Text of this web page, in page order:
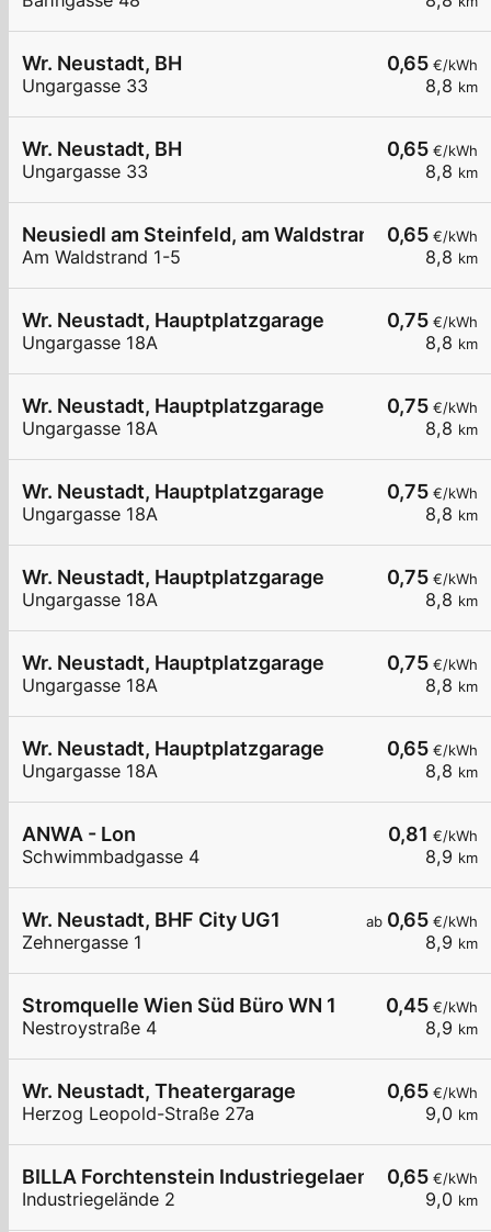
0,65 €/kWh
8,8 km
Wr. Neustadt, BH
Ungargasse 33
0,65 €/kWh
8,8 km
Wr. Neustadt, BH
Ungargasse 33
0,65 €/kWh
8,8 km
Neusiedl am Steinfeld, am Waldstrand
Am Waldstrand 1-5
0,75 €/kWh
8,8 km
Wr. Neustadt, Hauptplatzgarage
Ungargasse 18A
0,75 €/kWh
8,8 km
Wr. Neustadt, Hauptplatzgarage
Ungargasse 18A
0,75 €/kWh
8,8 km
Wr. Neustadt, Hauptplatzgarage
Ungargasse 18A
0,75 €/kWh
8,8 km
Wr. Neustadt, Hauptplatzgarage
Ungargasse 18A
0,75 €/kWh
8,8 km
Wr. Neustadt, Hauptplatzgarage
Ungargasse 18A
0,65 €/kWh
8,8 km
Wr. Neustadt, Hauptplatzgarage
Ungargasse 18A
0,81 €/kWh
8,9 km
ANWA - Lon
Schwimmbadgasse 4
ab 0,65 €/kWh
8,9 km
Wr. Neustadt, BHF City UG1
Zehnergasse 1
0,45 €/kWh
8,9 km
Stromquelle Wien Süd Büro WN 1
Nestroystraße 4
0,65 €/kWh
9,0 km
Wr. Neustadt, Theatergarage
Herzog Leopold-Straße 27a
0,65 €/kWh
9,0 km
BILLA Forchtenstein Industriegelaende
Industriegelände 2